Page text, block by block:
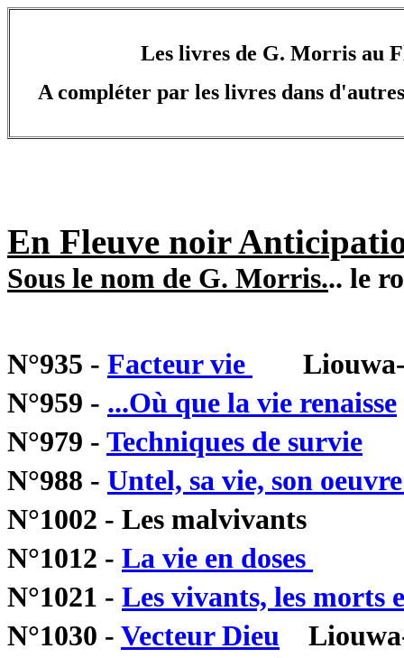
Les livres de G. Morris au
A compléter par les livres dans
En Fleuve noir
Sous le nom de G. Morris... le
N°935 - Facteur vie
Liouwa-
N°959 - ...Où que la vie renaisse
N°979 - Techniques de survie
N°988 - Untel, sa vie, son
N°1002 - Les
N°1012 - La vie en doses
N°1021 - Les vivants, les morts
N°1030 - Vecteur Dieu